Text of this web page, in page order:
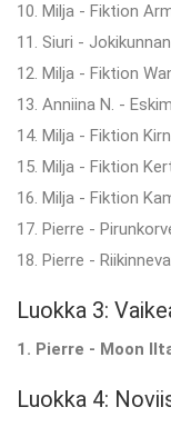
10. Milja - Fiktion
11. Siuri -
12. Milja - Fiktion
13. Anniina N. -
14. Milja - Fiktion
15. Milja - Fiktion
16. Milja - Fiktion
17. Pierre -
18. Pierre -
Luokka 3:
1. Pierre - Moon
Luokka 4: